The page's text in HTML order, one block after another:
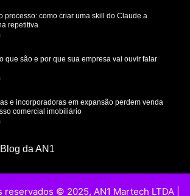
processo: como criar uma skill do Claude a
repetitiva
que são e por que sua empresa vai ouvir falar
e incorporadoras em expansão perdem venda
comercial imobiliário
da AN1
© 2025, AN1 Martech LTDA |